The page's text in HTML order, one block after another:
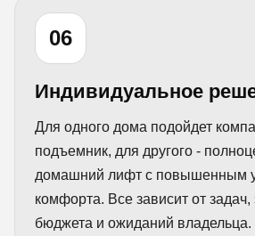
06
Индивидуальное
Для одного дома подойдет
подъемник, для другого -
домашний лифт с повышенным
комфорта. Все зависит от задач,
бюджета и ожиданий владельца.